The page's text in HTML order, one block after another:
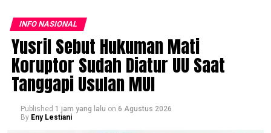
INFO NASIONAL
Yusril Sebut Hukuman Mati
Koruptor Sudah Diatur UU Saat
Tanggapi Usulan MUI
Published 1 jam yang lalu on 6 Agustus 2026
By Eny Lestiani